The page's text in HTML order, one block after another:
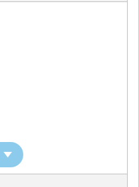
スマホ配車も増えて
ただきます。